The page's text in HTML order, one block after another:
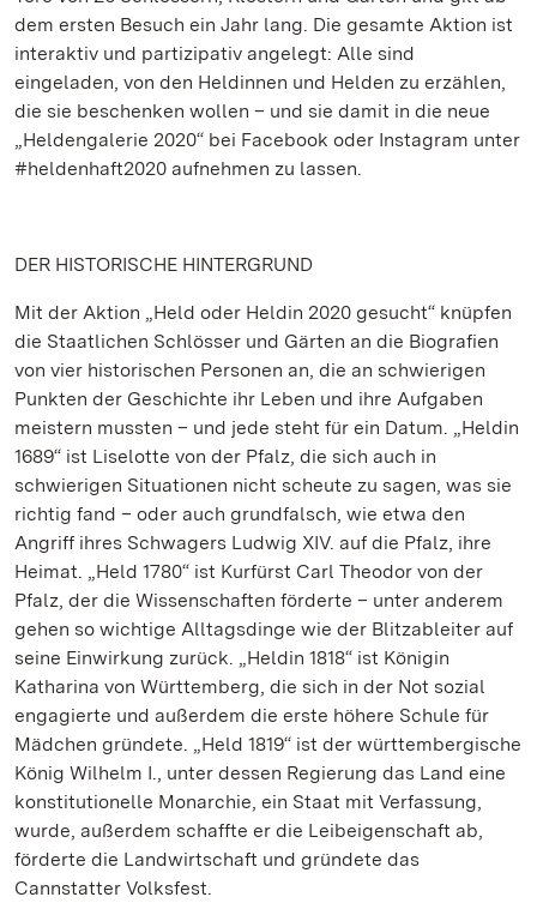
dem ersten Besuch ein Jahr lang. Die gesamte Aktion ist
interaktiv und partizipativ angelegt: Alle sind
eingeladen, von den Heldinnen und Helden zu erzählen,
die sie beschenken wollen – und sie damit in die neue
„Heldengalerie 2020“ bei Facebook oder Instagram unter
#heldenhaft2020 aufnehmen zu lassen.
DER HISTORISCHE HINTERGRUND
Mit der Aktion „Held oder Heldin 2020 gesucht“ knüpfen
die Staatlichen Schlösser und Gärten an die Biografien
von vier historischen Personen an, die an schwierigen
Punkten der Geschichte ihr Leben und ihre Aufgaben
meistern mussten – und jede steht für ein Datum. „Heldin
1689“ ist Liselotte von der Pfalz, die sich auch in
schwierigen Situationen nicht scheute zu sagen, was sie
richtig fand – oder auch grundfalsch, wie etwa den
Angriff ihres Schwagers Ludwig XIV. auf die Pfalz, ihre
Heimat. „Held 1780“ ist Kurfürst Carl Theodor von der
Pfalz, der die Wissenschaften förderte – unter anderem
gehen so wichtige Alltagsdinge wie der Blitzableiter auf
seine Einwirkung zurück. „Heldin 1818“ ist Königin
Katharina von Württemberg, die sich in der Not sozial
engagierte und außerdem die erste höhere Schule für
Mädchen gründete. „Held 1819“ ist der württembergische
König Wilhelm I., unter dessen Regierung das Land eine
konstitutionelle Monarchie, ein Staat mit Verfassung,
wurde, außerdem schaffte er die Leibeigenschaft ab,
förderte die Landwirtschaft und gründete das
Cannstatter Volksfest.